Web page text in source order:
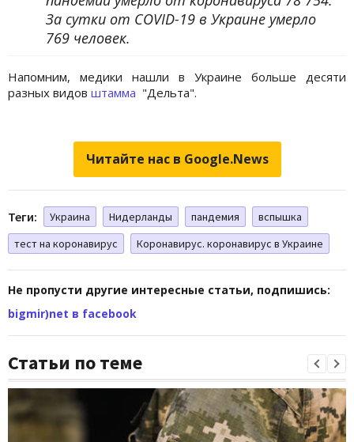
За сутки от COVID-19 в Украине умерло
769 человек.
Напомним, медики нашли в Украине больше десяти
разных видов штамма "Дельта".
Читайте нас в Google.News
Теги: Украина Нидерланды пандемия
вспышка
тест на коронавирус
Коронавирус. коронавирус в Украине
Не пропусти другие интересные статьи, подпишись:
bigmir)net в facebook
Статьи по теме